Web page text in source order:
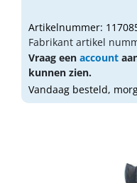
Artikelnummer:
Fabrikant artikel
Vraag een account
kunnen zien.
Vandaag besteld,